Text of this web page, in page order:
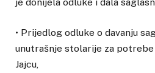
• Prijedlog odluke o davanju
unutrašnje stolarije za potrebe
Jajcu,